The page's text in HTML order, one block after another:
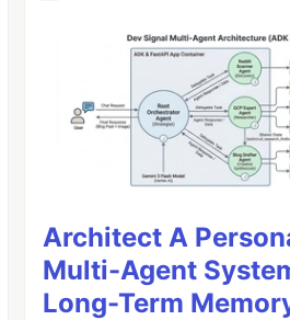
Architect A
Multi-Agent
Long-Term